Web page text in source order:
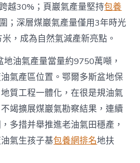
越30%；頁巖氣產量堅持包養
；深層煤巖氣產量僅用3年時光
，成為自然氣減產新亮點。
油氣產量當量約9750萬噸，
氣產區位置。鄂爾多斯盆地保
質工程一體化，在很是規油氣
竭擴展煤巖氣勘察結果，連續
多措并舉推進老油氣田穩產，
氣生孩子基包養網排名地扶